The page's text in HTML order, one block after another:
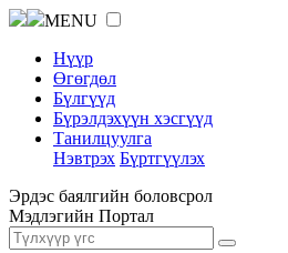
MENU
Нүүр
Өгөгдөл
Бүлгүүд
Бүрэлдэхүүн хэсгүүд
Танилцуулга
Нэвтрэх Бүртгүүлэх
Эрдэс баялгийн боловсрол
Мэдлэгийн Портал